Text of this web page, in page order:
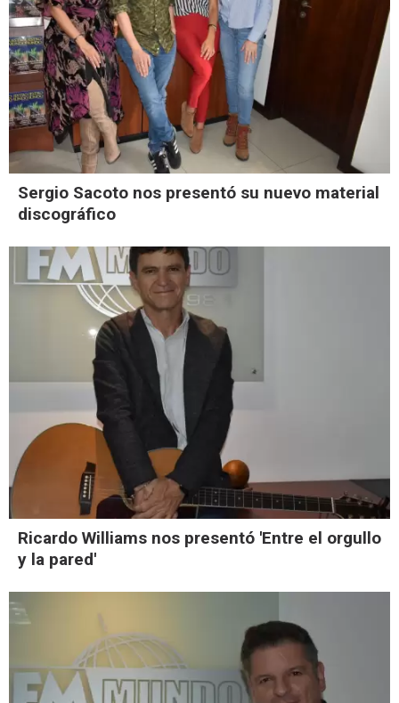
Sergio Sacoto nos presentó su nuevo material
discográfico
Ricardo Williams nos presentó 'Entre el orgullo
y la pared'